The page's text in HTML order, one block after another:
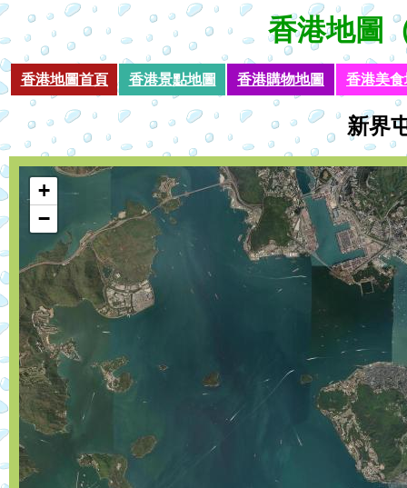
香港地圖
香港地圖首頁 香港景點地圖 香港購物地圖 香港美
新界
loading
+
−